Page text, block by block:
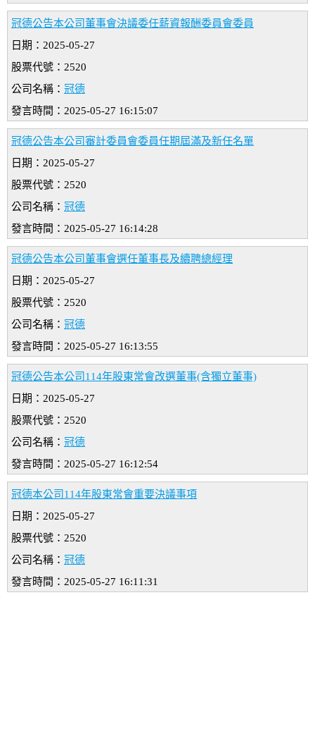
冠德公告本公司董事會決議委任薪資報酬委員會委員
日期：2025-05-27
股票代號：2520
公司名稱： 冠德
發言時間：2025-05-27 16:15:07
冠德公告本公司審計委員會委員任期屆滿及新任名單
日期：2025-05-27
股票代號：2520
公司名稱： 冠德
發言時間：2025-05-27 16:14:28
冠德公告本公司董事會選任董事長及續聘總經理
日期：2025-05-27
股票代號：2520
公司名稱： 冠德
發言時間：2025-05-27 16:13:55
冠德公告本公司114年股東常會改選董事(含獨立董事)
日期：2025-05-27
股票代號：2520
公司名稱： 冠德
發言時間：2025-05-27 16:12:54
冠德本公司114年股東常會重要決議事項
日期：2025-05-27
股票代號：2520
公司名稱： 冠德
發言時間：2025-05-27 16:11:31